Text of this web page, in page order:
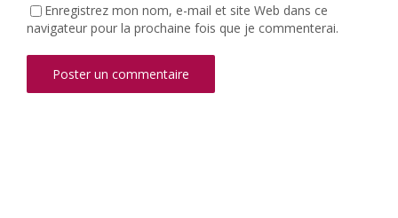
Enregistrez mon nom, e-mail et site Web dans ce
navigateur pour la prochaine fois que je commenterai.